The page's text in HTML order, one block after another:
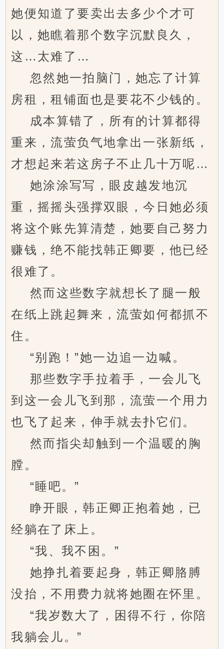
她便知道了要卖出去多少个才可
以，她瞧着那个数字沉默良久，
这…太难了…
忽然她一拍脑门，她忘了计算
房租，租铺面也是要花不少钱的。
成本算错了，所有的计算都得
重来，流萤负气地拿出一张新纸，
才想起来若这房子不止几十万呢…
她涂涂写写，眼皮越发地沉
重，摇摇头强撑双眼，今日她必须
将这个账先算清楚，她要自己努力
赚钱，绝不能找韩正卿要，他已经
很难了。
然而这些数字就想长了腿一般
在纸上跳起舞来，流萤如何都抓不
住。
“别跑！”她一边追一边喊。
那些数字手拉着手，一会儿飞
到这一会儿飞到那，流萤一个用力
也飞了起来，伸手就去扑它们。
然而指尖却触到一个温暖的胸
膛。
“睡吧。”
睁开眼，韩正卿正抱着她，已
经躺在了床上。
“我、我不困。”
她挣扎着要起身，韩正卿胳膊
没抬，不用费力就将她圈在怀里。
“我岁数大了，困得不行，你陪
我躺会儿。”